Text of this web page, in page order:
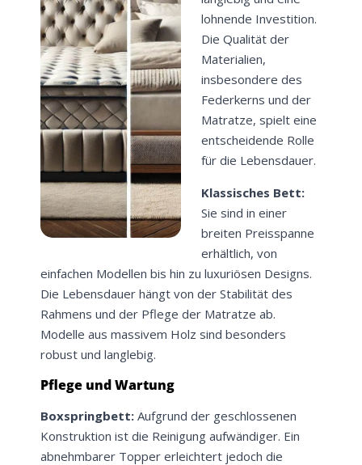
lohnende Investition.
Die Qualität der
Materialien,
insbesondere des
Federkerns und der
Matratze, spielt eine
entscheidende Rolle
für die Lebensdauer.
Klassisches Bett:
Sie sind in einer
breiten Preisspanne
erhältlich, von
einfachen Modellen bis hin zu luxuriösen Designs.
Die Lebensdauer hängt von der Stabilität des
Rahmens und der Pflege der Matratze ab.
Modelle aus massivem Holz sind besonders
robust und langlebig.
Pflege und Wartung
Boxspringbett: Aufgrund der geschlossenen
Konstruktion ist die Reinigung aufwändiger. Ein
abnehmbarer Topper erleichtert jedoch die